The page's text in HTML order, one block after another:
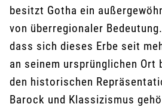
besitzt Gotha ein
von überregionaler
dass sich dieses Erbe seit
an seinem ursprünglichen Ort
den historischen
Barock und Klassizismus